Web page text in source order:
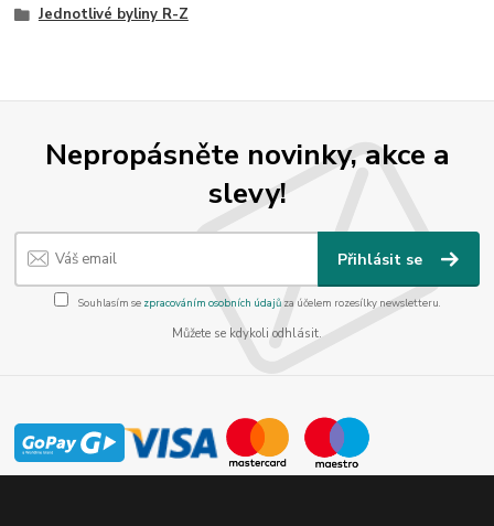
Jednotlivé byliny R-Z
Nepropásněte novinky, akce a
slevy!
Přihlásit se
Souhlasím se zpracováním osobních údajůza účelem rozesílky newsletteru.
Můžete se kdykoli odhlásit.